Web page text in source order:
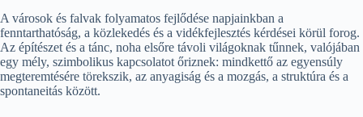
A városok és falvak folyamatos fejlődése napjainkban a
fenntarthatóság, a közlekedés és a vidékfejlesztés kérdései körül forog.
Az építészet és a tánc, noha elsőre távoli világoknak tűnnek, valójában
egy mély, szimbolikus kapcsolatot őriznek: mindkettő az egyensúly
megteremtésére törekszik, az anyagiság és a mozgás, a struktúra és a
spontaneitás között.